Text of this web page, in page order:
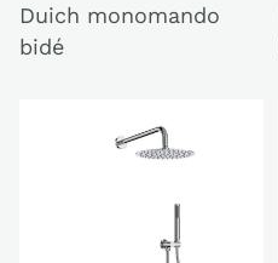
Duich monomando
bidé